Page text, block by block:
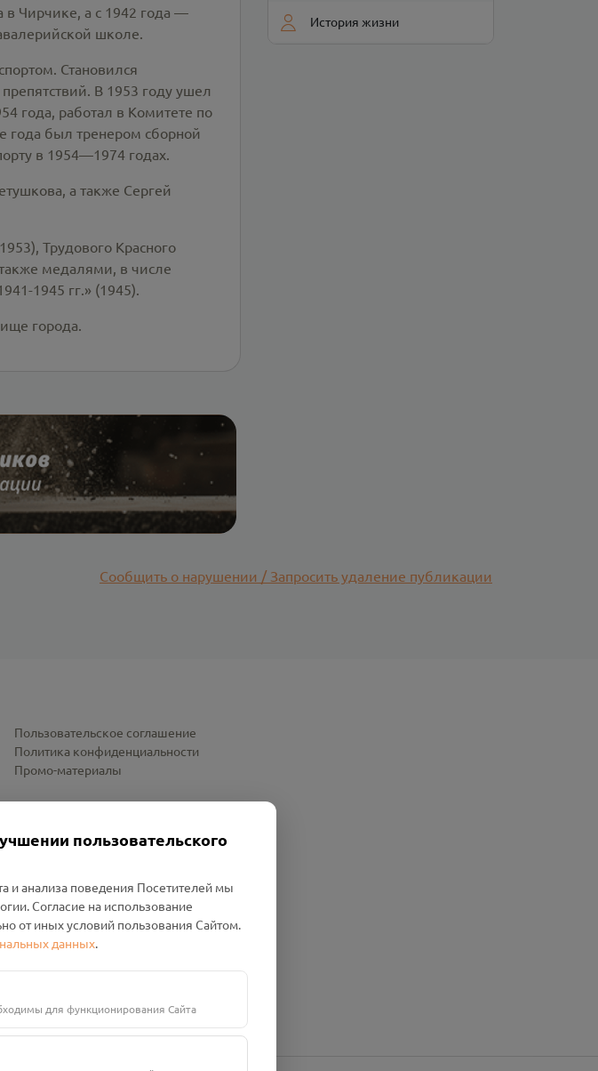
в Чирчике, а с 1942 года —
школе.
Становился
В 1953 году ушел
года, работал в Комитете по
года был тренером сборной
в 1954—1974 годах.
а также Сергей
Трудового Красного
медалями, в числе
1945 гг.» (1945).
города.
История жизни
Сообщить о нарушении / Запросить удаление публикации
Пользовательское соглашение
Политика конфиденциальности
Промо-материалы
д. 26А, пом. 18
пользовательского
и анализа поведения Посетителей мы
Согласие на использование
от иных условий пользования Сайтом.
данных.
для функционирования Сайта